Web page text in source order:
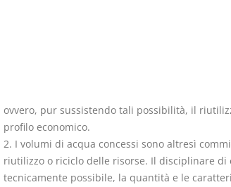
ovvero, pur sussistendo tali possibilità, il
profilo economico.
2. I volumi di acqua concessi sono altresì
riutilizzo o riciclo delle risorse. Il disciplinare di
tecnicamente possibile, la quantità e le